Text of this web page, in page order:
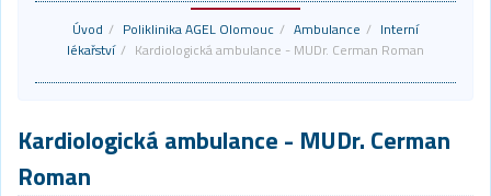
Úvod Poliklinika AGEL Olomouc Ambulance
Interní
lékařství
Kardiologická ambulance - MUDr. Cerman Roman
Kardiologická ambulance - MUDr. Cerman
Roman